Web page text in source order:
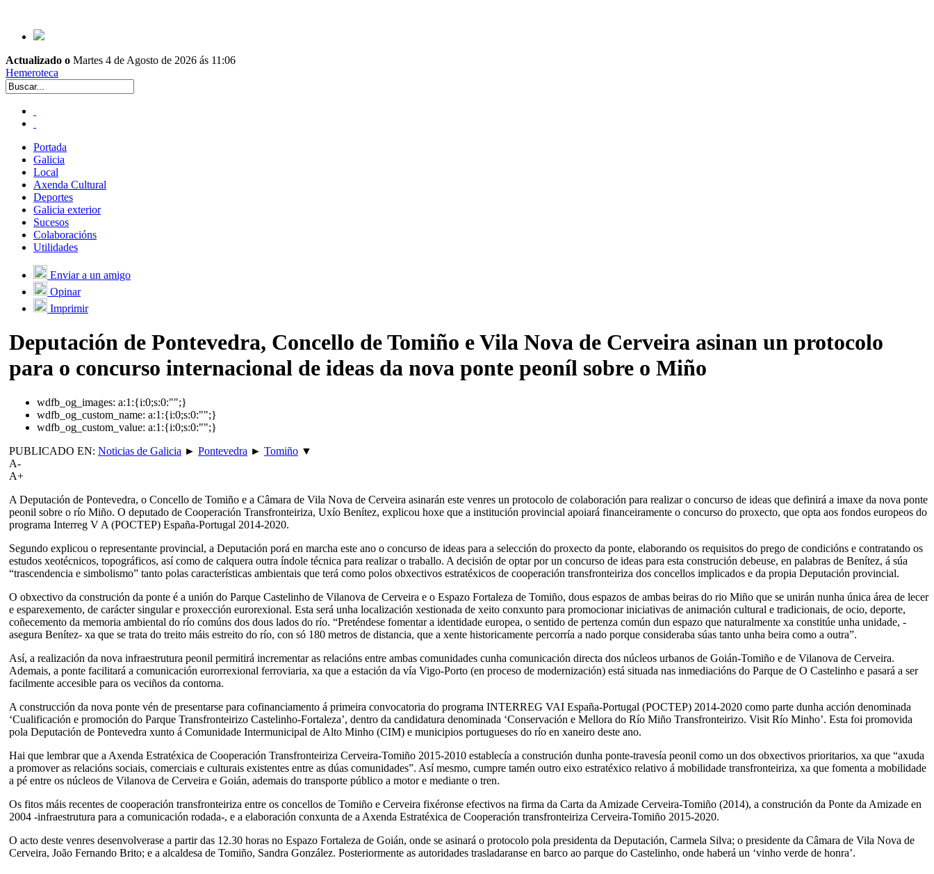
Actualizado o Martes 4 de Agosto de 2026 ás 11:06
Hemeroteca
Portada
Galicia
Local
Axenda Cultural
Deportes
Galicia exterior
Sucesos
Colaboracións
Utilidades
Enviar a un amigo
Opinar
Imprimir
Deputación de Pontevedra, Concello de Tomiño e Vila Nova de Cerveira asinan un protocolo
para o concurso internacional de ideas da nova ponte peoníl sobre o Miño
wdfb_og_images: a:1:{i:0;s:0:"";}
wdfb_og_custom_name: a:1:{i:0;s:0:"";}
wdfb_og_custom_value: a:1:{i:0;s:0:"";}
PUBLICADO EN: Noticias de Galicia ► Pontevedra ► Tomiño ▼
A-
A+
A Deputación de Pontevedra, o Concello de Tomiño e a Câmara de Vila Nova de Cerveira asinarán este venres un protocolo de colaboración para realizar o concurso de ideas que definirá a imaxe da nova ponte
peonil sobre o río Miño. O deputado de Cooperación Transfronteiriza, Uxío Benítez, explicou hoxe que a institución provincial apoiará financeiramente o concurso do proxecto, que opta aos fondos europeos do
programa Interreg V A (POCTEP) España-Portugal 2014-2020.
Segundo explicou o representante provincial, a Deputación porá en marcha este ano o concurso de ideas para a selección do proxecto da ponte, elaborando os requisitos do prego de condicións e contratando os
estudos xeotécnicos, topográficos, así como de calquera outra índole técnica para realizar o traballo. A decisión de optar por un concurso de ideas para esta construción debeuse, en palabras de Benítez, á súa
“trascendencia e simbolismo” tanto polas características ambientais que terá como polos obxectivos estratéxicos de cooperación transfronteiriza dos concellos implicados e da propia Deputación provincial.
O obxectivo da construción da ponte é a unión do Parque Castelinho de Vilanova de Cerveira e o Espazo Fortaleza de Tomiño, dous espazos de ambas beiras do rio Miño que se unirán nunha única área de lecer
e esparexemento, de carácter singular e proxección eurorexional. Esta será unha localización xestionada de xeito conxunto para promocionar iniciativas de animación cultural e tradicionais, de ocio, deporte,
coñecemento da memoria ambiental do río comúns dos dous lados do río. “Preténdese fomentar a identidade europea, o sentido de pertenza común dun espazo que naturalmente xa constitúe unha unidade, -
asegura Benítez- xa que se trata do treito máis estreito do río, con só 180 metros de distancia, que a xente historicamente percorría a nado porque consideraba súas tanto unha beira como a outra”.
Así, a realización da nova infraestrutura peonil permitirá incrementar as relacións entre ambas comunidades cunha comunicación directa dos núcleos urbanos de Goián-Tomiño e de Vilanova de Cerveira.
Ademais, a ponte facilitará a comunicación eurorrexional ferroviaria, xa que a estación da vía Vigo-Porto (en proceso de modernización) está situada nas inmediacións do Parque de O Castelinho e pasará a ser
facilmente accesible para os veciños da contorna.
A construcción da nova ponte vén de presentarse para cofinanciamento á primeira convocatoria do programa INTERREG VAI España-Portugal (POCTEP) 2014-2020 como parte dunha acción denominada
‘Cualificación e promoción do Parque Transfronteirizo Castelinho-Fortaleza’, dentro da candidatura denominada ‘Conservación e Mellora do Río Miño Transfronteirizo. Visit Río Minho’. Esta foi promovida
pola Deputación de Pontevedra xunto á Comunidade Intermunicipal de Alto Minho (CIM) e municipios portugueses do río en xaneiro deste ano.
Hai que lembrar que a Axenda Estratéxica de Cooperación Transfronteiriza Cerveira-Tomiño 2015-2010 establecía a construción dunha ponte-travesía peonil como un dos obxectivos prioritarios, xa que “axuda
a promover as relacións sociais, comerciais e culturais existentes entre as dúas comunidades”. Así mesmo, cumpre tamén outro eixo estratéxico relativo á mobilidade transfronteiriza, xa que fomenta a mobilidade
a pé entre os núcleos de Vilanova de Cerveira e Goián, ademais do transporte público a motor e mediante o tren.
Os fitos máis recentes de cooperación transfronteiriza entre os concellos de Tomiño e Cerveira fixéronse efectivos na firma da Carta da Amizade Cerveira-Tomiño (2014), a construción da Ponte da Amizade en
2004 -infraestrutura para a comunicación rodada-, e a elaboración conxunta de a Axenda Estratéxica de Cooperación transfronteiriza Cerveira-Tomiño 2015-2020.
O acto deste venres desenvolverase a partir das 12.30 horas no Espazo Fortaleza de Goián, onde se asinará o protocolo pola presidenta da Deputación, Carmela Silva; o presidente da Câmara de Vila Nova de
Cerveira, João Fernando Brito; e a alcaldesa de Tomiño, Sandra González. Posteriormente as autoridades trasladaranse en barco ao parque do Castelinho, onde haberá un ‘vinho verde de honra’.